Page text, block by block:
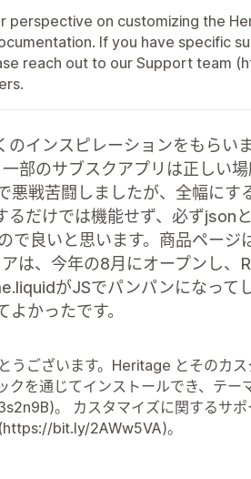
on customizing the
If you have specific
reach out to our Support team
インスピレーションをもらい
部のサブスクアプリは正しい
戦苦闘しましたが、全幅にす
だけでは機能せず、必ずjson
良いと思います。商品ページ
は、今年の8月にオープンし、
がJSでパンパンになって
かったです。
うございます。Heritage とそのカ
を通じてインストールでき、テー
。 カスタマイズに関するサポ
bit.ly/2AWw5VA)。